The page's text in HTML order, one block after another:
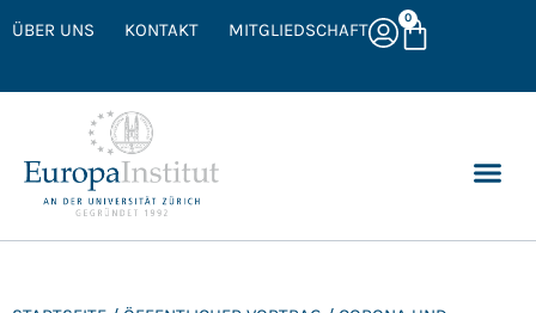
ÜBER UNS KONTAKT MITGLIEDSCHAFT
0